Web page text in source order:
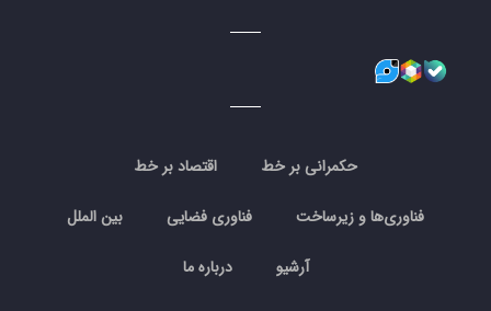
حکمرانی بر خط اقتصاد بر خط
فناوری‌ها و زیرساخت فناوری فضایی بین الملل
آرشیو درباره ما